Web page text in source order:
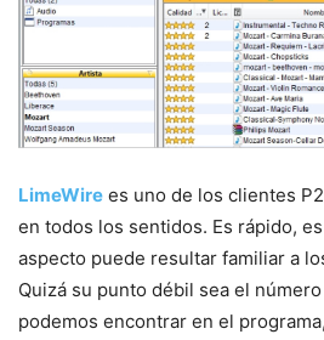
LimeWire es uno de los clientes
en todos los sentidos. Es rápido,
aspecto puede resultar familiar a
Quizá su punto débil sea el
podemos encontrar en el